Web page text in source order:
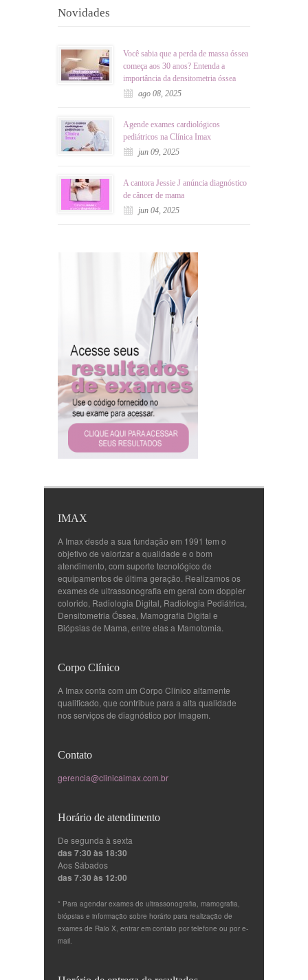
Novidades
Você sabia que a perda de massa óssea
começa aos 30 anos? Entenda a
importância da densitometria óssea
ago 08, 2025
Agende exames cardiológicos
pediátricos na Clínica Imax
jun 09, 2025
A cantora Jessie J anúncia diagnóstico
de câncer de mama
jun 04, 2025
IMAX
A Imax desde a sua fundação em 1991 tem o
objetivo de valorizar a qualidade e o bom
atendimento, com suporte tecnológico de
equipamentos de última geração. Realizamos os
exames de ultrassonografia em geral com doppler
colorido, Radiologia Digital, Radiologia Pediátrica,
Densitometria Óssea, Mamografia Digital e
Biópsias de Mama, entre elas a Mamotomia.
Corpo Clínico
A Imax conta com um Corpo Clínico altamente
qualificado, que contribue para a alta qualidade
nos serviços de diagnóstico por Imagem.
Contato
gerencia@clinicaimax.com.br
Horário de atendimento
De segunda à sexta
das 7:30 às 18:30
Aos Sábados
das 7:30 às 12:00
* Para agendar exames de ultrassonografia, mamografia,
biópsias e informação sobre horário para realização de
exames de Raio X, entrar em contato por telefone ou por e-
mail.